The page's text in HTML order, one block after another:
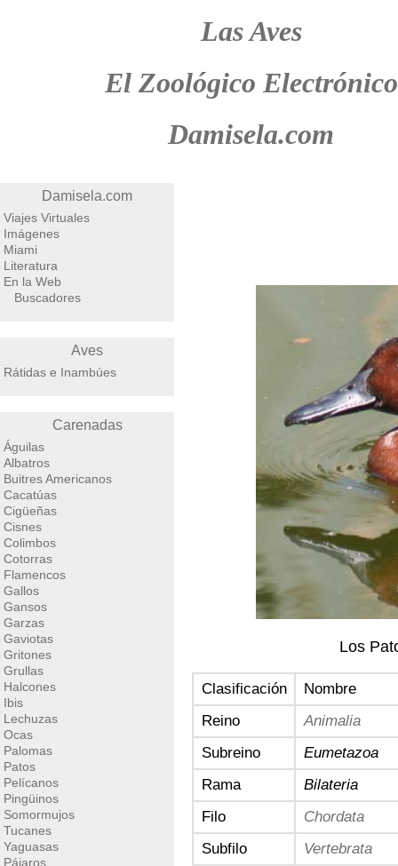
Las Aves
El Zoológico Electrónico
Damisela.com
Damisela.com
Viajes Virtuales
Imágenes
Miami
Literatura
En la Web
Buscadores
Aves
Rátidas e Inambúes
Carenadas
Águilas
Albatros
Buitres Americanos
Cacatúas
Cigüeñas
Cisnes
Colimbos
Cotorras
Flamencos
Gallos
Gansos
Garzas
Gaviotas
Gritones
Grullas
Halcones
Ibis
Lechuzas
Ocas
Palomas
Patos
Pelícanos
Pingüinos
Somormujos
Tucanes
Yaguasas
Pájaros
Los
Clasificación
Nombre
Reino
Animalia
Subreino
Eumetazoa
Rama
Bilateria
Filo
Chordata
Subfilo
Vertebrata